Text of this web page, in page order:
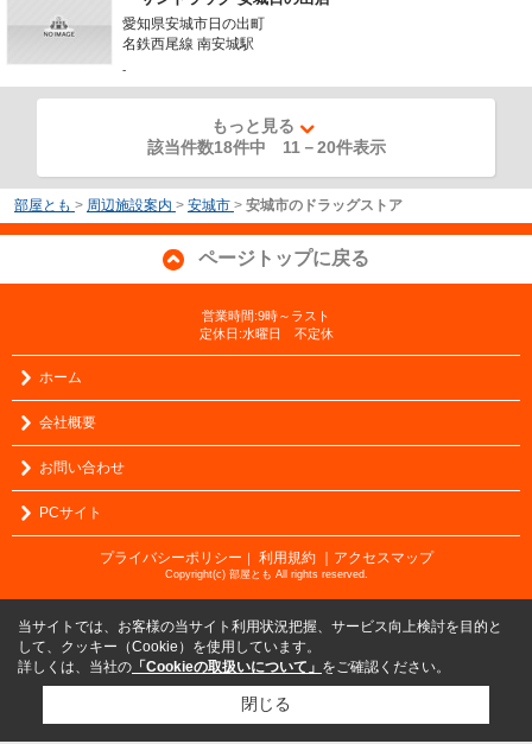
愛知県安城市日の出町
名鉄西尾線 南安城駅
-
もっと見る
該当件数18件中 11 －20件表示
部屋とも > 周辺施設案内 > 安城市 > 安城市のドラッグストア
ページトップに戻る
営業時間:9時～ラスト
定休日:水曜日 不定休
ホーム
会社概要
お問い合わせ
PCサイト
プライバシーポリシー ｜ 利用規約 ｜アクセスマップ
Copyright(c) 部屋とも All rights reserved.
当サイトでは、お客様の当サイト利用状況把握、サービス向上検討を目的と
して、クッキー（Cookie）を使用しています。
詳しくは、当社の 「Cookieの取扱いについて」 をご確認ください。
閉じる